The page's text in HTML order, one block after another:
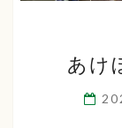
あけ